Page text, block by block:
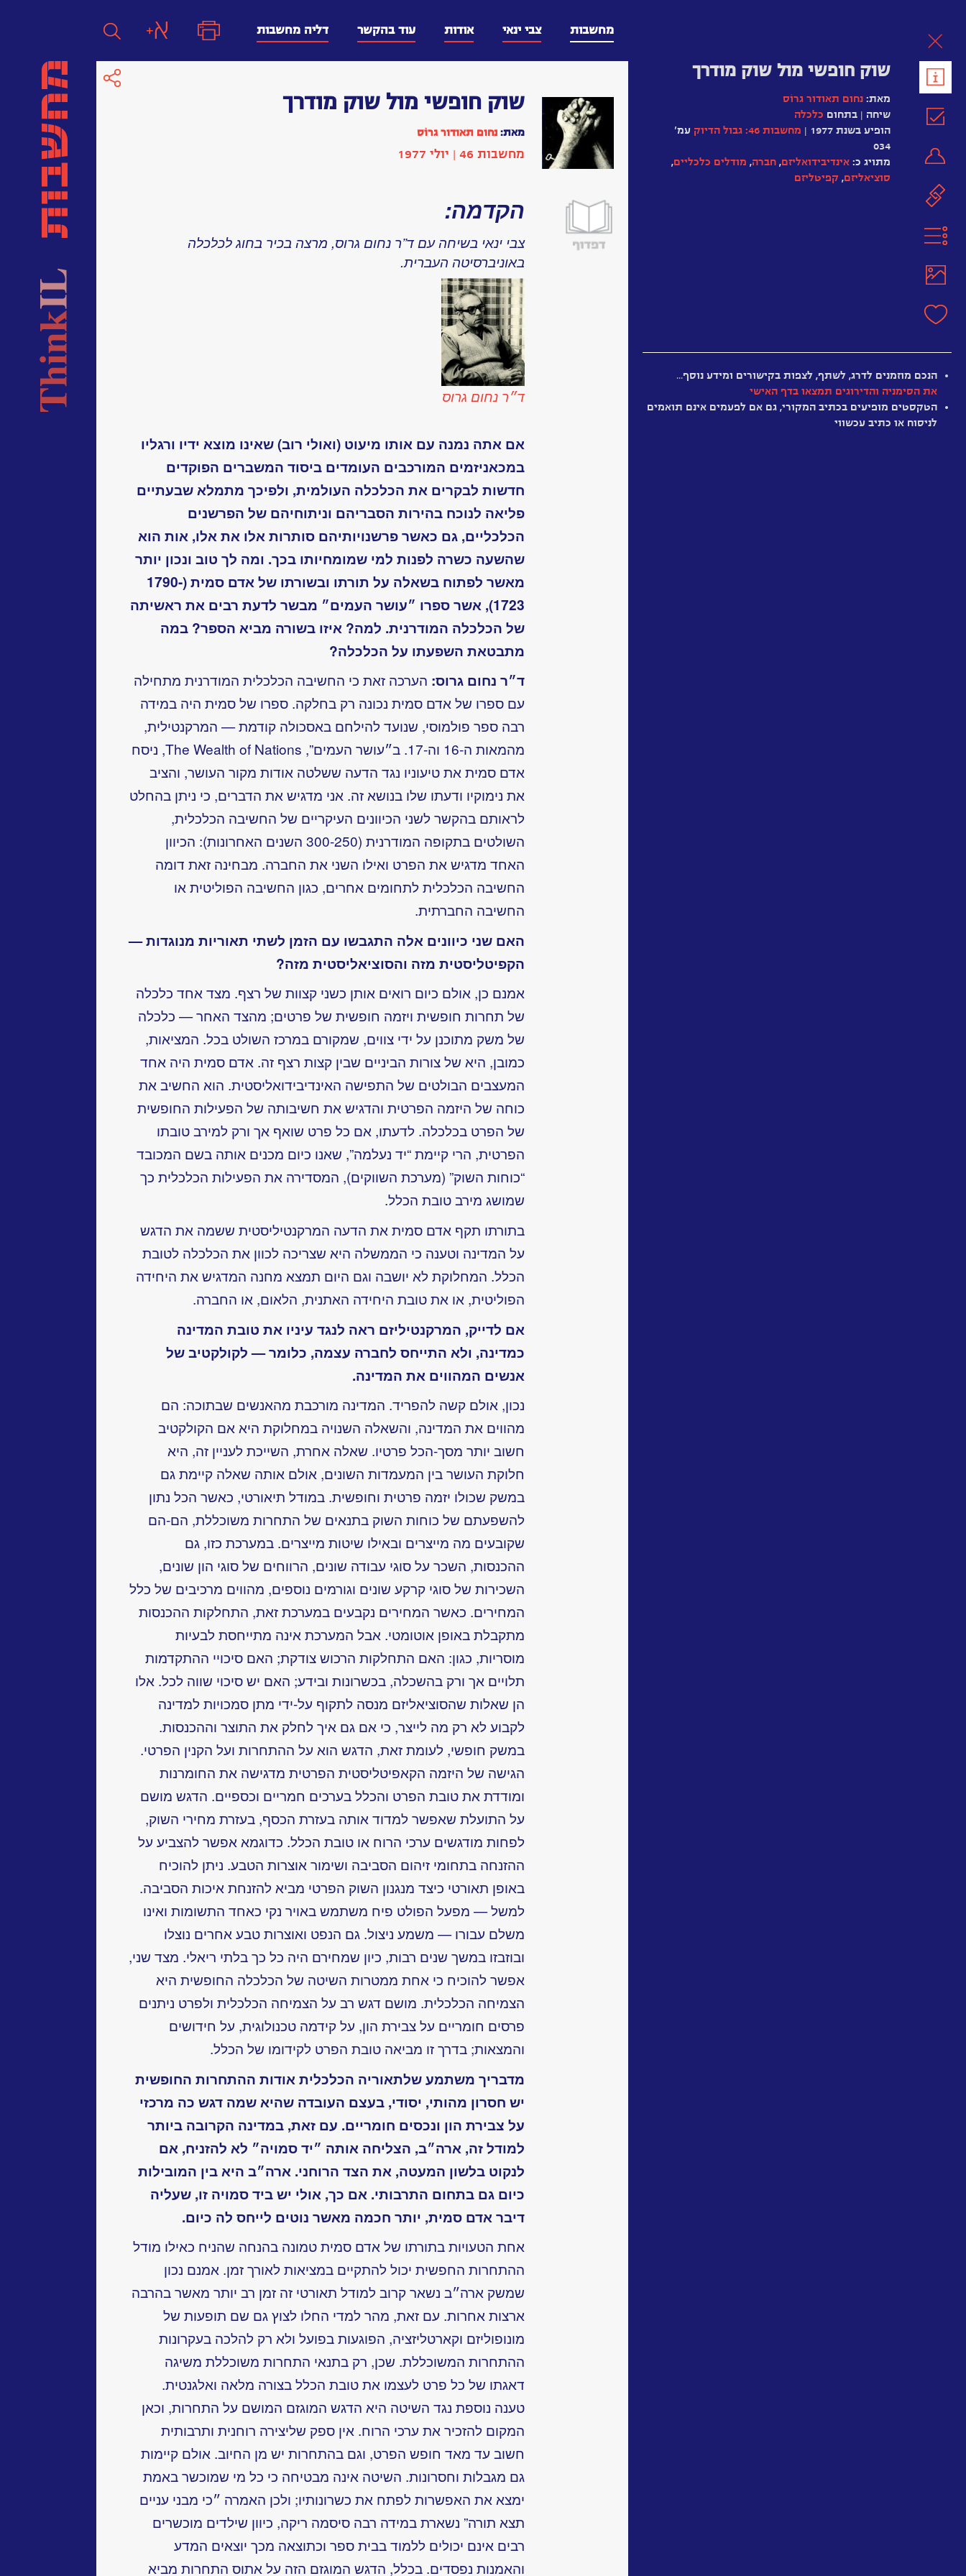
מחשבות צבי ינאי אודות עוד בהקשר דליה מחשבות
שוק חופשי מול שוק מודרך
מאת: נחום תאודור גְרוֹס
מחשבות 46 | יולי 1977
הקדמה:
צבי ינאי בשיחה עם ד”ר נחום גרוס, מרצה בכיר בחוג לכלכלה
באוניברסיטה העברית.
ד״ר נחום גרוס
אם אתה נמנה עם אותו מיעוט (ואולי רוב) שאינו מוצא ידיו ורגליו
במכאניזמים המורכבים העומדים ביסוד המשברים הפוקדים
חדשות לבקרים את הכלכלה העולמית, ולפיכך מתמלא שבעתיים
פליאה לנוכח בהירות הסבריהם וניתוחיהם של הפרשנים
הכלכליים, גם כאשר פרשנויותיהם סותרות אלו את אלו, אות הוא
שהשעה כשרה לפנות למי שמומחיותו בכך. ומה לך טוב ונכון יותר
מאשר לפתוח בשאלה על תורתו ובשורתו של אדם סמית (1790-
1723), אשר ספרו ״עושר העמים״ מבשר לדעת רבים את ראשיתה
של הכלכלה המודרנית. למה? איזו בשורה מביא הספר? במה
מתבטאת השפעתו על הכלכלה?
ד״ר נחום גרוס: הערכה זאת כי החשיבה הכלכלית המודרנית מתחילה
עם ספרו של אדם סמית נכונה רק בחלקה. ספרו של סמית היה במידה
רבה ספר פולמוסי, שנועד להילחם באסכולה קודמת — המרקנטילית,
מהמאות ה-16 וה-17. ב״עושר העמים”, The Wealth of Nations, ניסח
אדם סמית את טיעוניו נגד הדעה ששלטה אודות מקור העושר, והציב
את נימוקיו ודעתו שלו בנושא זה. אני מדגיש את הדברים, כי ניתן בהחלט
לראותם בהקשר לשני הכיוונים העיקריים של החשיבה הכלכלית,
השולטים בתקופה המודרנית (300-250 השנים האחרונות): הכיוון
האחד מדגיש את הפרט ואילו השני את החברה. מבחינה זאת דומה
החשיבה הכלכלית לתחומים אחרים, כגון החשיבה הפוליטית או
החשיבה החברתית.
האם שני כיוונים אלה התגבשו עם הזמן לשתי תאוריות מנוגדות —
הקפיטליסטית מזה והסוציאליסטית מזה?
אמנם כן, אולם כיום רואים אותן כשני קצוות של רצף. מצד אחד כלכלה
של תחרות חופשית ויזמה חופשית של פרטים; מהצד האחר — כלכלה
של משק מתוכנן על ידי צווים, שמקורם במרכז השולט בכל. המציאות,
כמובן, היא של צורות הביניים שבין קצות רצף זה. אדם סמית היה אחד
המעצבים הבולטים של התפישה האינדיבידואליסטית. הוא החשיב את
כוחה של היזמה הפרטיתוהדגיש את חשיבותה של הפעילות החופשית
של הפרט בכלכלה. לדעתו, אם כל פרט שואף אך ורק למירב טובתו
הפרטית, הרי קיימת “יד נעלמה”, שאנו כיום מכנים אותה בשם המכובד
“כוחות השוק” (מערכת השווקים), המסדירה את הפעילות הכלכלית כך
שמושג מירב טובת הכלל.
בתורתו תקף אדם סמית את הדעה המרקנטיליסטית ששמה את הדגש
על המדינה וטענה כי הממשלה היא שצריכה לכוון את הכלכלה לטובת
הכלל. המחלוקת לא יושבה וגם היום תמצא מחנה המדגיש את היחידה
הפוליטית, או את טובת היחידה האתנית, הלאום, או החברה.
אם לדייק, המרקנטיליזם ראה לנגד עיניו את טובת המדינה
כמדינה, ולא התייחס לחברה עצמה, כלומר — לקולקטיב של
אנשים המהווים את המדינה.
נכון, אולם קשה להפריד. המדינה מורכבת מהאנשים שבתוכה: הם
מהווים את המדינה, והשאלה השנויה במחלוקת היא אם הקולקטיב
חשוב יותר מסך-הכל פרטיו. שאלה אחרת, השייכת לעניין זה, היא
חלוקת העושר בין המעמדות השונים, אולם אותה שאלה קיימת גם
במשק שכולו יזמה פרטית וחופשית. במודל תיאורטי, כאשר הכל נתון
להשפעתם של כוחות השוק בתנאים של התחרות משוכללת, הם-הם
שקובעים מה מייצרים ובאילו שיטות מייצרים. במערכת כזו, גם
ההכנסות, השכר על סוגי עבודה שונים, הרווחים של סוגי הון שונים,
השכירות של סוגי קרקע שונים וגורמים נוספים, מהווים מרכיבים של כלל
המחירים. כאשר המחירים נקבעים במערכת זאת, התחלקות ההכנסות
מתקבלת באופן אוטומטי. אבל המערכת אינה מתייחסת לבעיות
מוסריות, כגון: האם התחלקות הרכוש צודקת; האם סיכויי ההתקדמות
תלויים אך ורק בהשכלה, בכשרונות ובידע; האם יש סיכוי שווה לכל. אלו
הן שאלות שהסוציאליזם מנסה לתקוף על-ידי מתן סמכויות למדינה
לקבוע לא רק מה לייצר, כי אם גם איך לחלק את התוצר וההכנסות.
במשק חופשי, לעומת זאת, הדגש הוא על ההתחרות ועל הקנין הפרטי.
הגישה של היזמה הקאפיטליסטית הפרטית מדגישה את החומרנות
ומודדת את טובת הפרט והכלל בערכים חמריים וכספיים. הדגש מושם
על התועלת שאפשר למדוד אותה בעזרת הכסף, בעזרת מחירי השוק,
לפחות מודגשים ערכי הרוח או טובת הכלל. כדוגמא אפשר להצביע על
ההזנחה בתחומי זיהום הסביבה ושימור אוצרות הטבע. ניתן להוכיח
באופן תאורטי כיצד מנגנון השוק הפרטי מביא להזנחת איכות הסביבה.
למשל — מפעל הפולט פיח משתמש באויר נקי כאחד התשומות ואינו
משלם עבורו — משמע ניצול. גם הנפט ואוצרות טבע אחרים נוצלו
ובוזבזו במשך שנים רבות, כיון שמחירם היה כל כך בלתי ריאלי. מצד שני,
אפשר להוכיח כי אחת ממטרות השיטה של הכלכלה החופשית היא
הצמיחה הכלכלית. מושם דגש רב על הצמיחה הכלכלית ולפרט ניתנים
פרסים חומריים על צבירת הון, על קידמה טכנולוגית, על חידושים
והמצאות; בדרך זו מביאה טובת הפרט לקידומו של הכלל.
מדבריך משתמע שלתאוריה הכלכלית אודות ההתחרות החופשית
יש חסרון מהותי, יסודי, בעצם העובדה שהיא שמה דגש כה מרכזי
על צבירת הון ונכסים חומריים. עם זאת, במדינה הקרובה ביותר
למודל זה, ארה״ב, הצליחה אותה ״יד סמויה״ לא להזניח, אם
לנקוט בלשון המעטה, את הצד הרוחני. ארה״ב היא בין המובילות
כיום גם בתחום התרבותי. אם כך, אולי יש ביד סמויה זו, שעליה
דיבר אדם סמית, יותר חכמה מאשר נוטים לייחס לה כיום.
אחת הטעויות בתורתו של אדם סמית טמונה בהנחה שהניח כאילו מודל
ההתחרות החפשית יכול להתקיים במציאות לאורך זמן. אמנם נכון
שמשק ארה״ב נשאר קרוב למודל תאורטי זה זמן רב יותר מאשר בהרבה
ארצותאחרות. עם זאת, מהר למדי החלו לצוץ גם שם תופעות של
מונופוליזם וקארטליזציה, הפוגעות בפועל ולא רק להלכה בעקרונות
ההתחרות המשוכללת. שכן, רק בתנאי התחרות משוכללת משיגה
דאגתו של כל פרט לעצמו את טובת הכלל בצורה מלאה ואלגנטית.
טענה נוספת נגד השיטה היא הדגש המוגזם המושם על התחרות, וכאן
המקום להזכיר את ערכי הרוח. אין ספק שליצירה רוחנית ותרבותית
חשוב עד מאד חופש הפרט, וגם בהתחרות יש מן החיוב. אולם קיימות
גם מגבלות וחסרונות. השיטה אינה מבטיחה כי כל מי שמוכשר באמת
ימצא את האפשרות לפתח את כשרונותיו; ולכן האמרה ״כי מבני עניים
תצא תורה” נשארת במידה רבה סיסמה ריקה, כיוון שילדים מוכשרים
רבים אינם יכולים ללמוד בבית ספר וכתוצאה מכך יוצאים המדע
והאמנות נפסדים. בכלל, הדגש המוגזם הזה על אתוס התחרות מביא
שוק חופשי מול שוק מודרך
מאת: נחום תאודור גְרוֹס
שיחה | בתחום כלכלה
הופיע בשנת 1977 |
מחשבות 46: גבול הדיוק
עמ'
034
מתויג כ: אינדיבידואליזם, חברה, מודלים כלכליים,
סוציאליזם, קפיטליזם
גבול
הדיוק
הנכם מוזמנים לדרג, לשתף, לצפות בקישורים ומידע נוסף…
את הסימניה והדירוגים תמצאו בדף האישי
הטקסטים מופיעים בכתיב המקורי, גם אם לפעמים אינם תואמים
לניסוח או כתיב עכשווי